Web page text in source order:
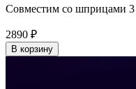
Совместим со шприцами
2890 ₽
В корзину